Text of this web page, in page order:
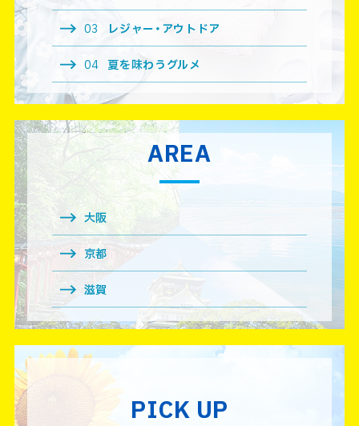
03 レジャー・アウトドア
04 夏を味わうグルメ
AREA
大阪
京都
滋賀
PICK UP